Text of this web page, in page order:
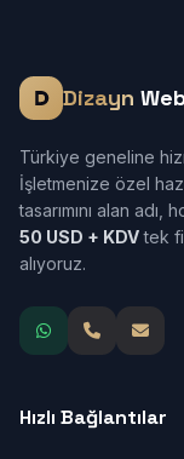
Dizayn
Türkiye geneline
İşletmenize özel
tasarımını alan adı,
50 USD + KDVtek
alıyoruz.
Hızlı Bağlantılar